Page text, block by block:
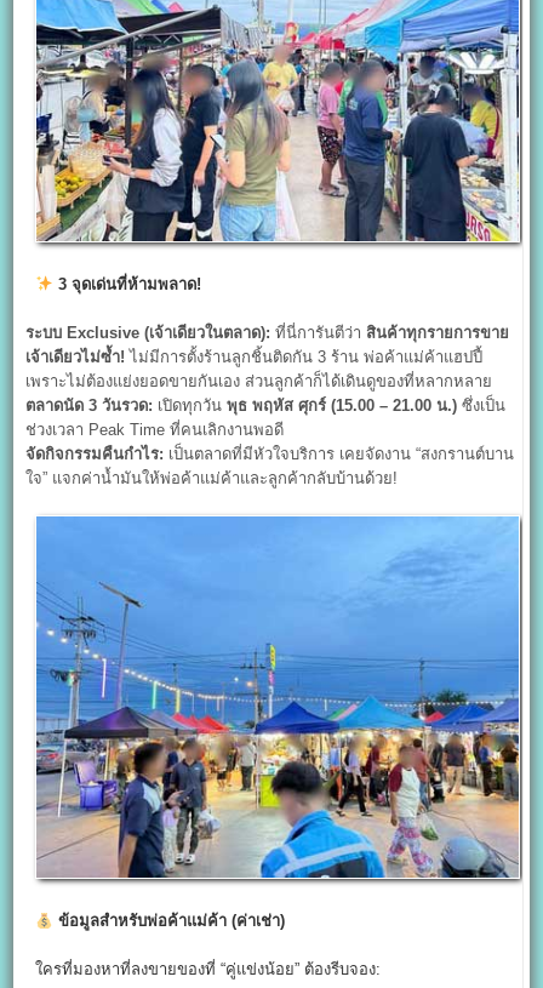
3จุดเด่นที่ห้ามพลาด!
ระบบ Exclusive (เจ้าเดียวในตลาด): ที่นี่การันตีว่า สินค้าทุกรายการขาย
เจ้าเดียวไม่ซ้ำ! ไม่มีการตั้งร้านลูกชิ้นติดกัน 3 ร้าน พ่อค้าแม่ค้าแฮปปี้
เพราะไม่ต้องแย่งยอดขายกันเอง ส่วนลูกค้าก็ได้เดินดูของที่หลากหลาย
ตลาดนัด 3วันรวด: เปิดทุกวันพุธ พฤหัส ศุกร์ (15.00 – 21.00น.) ซึ่งเป็น
ช่วงเวลา Peak Time ที่คนเลิกงานพอดี
จัดกิจกรรมคืนกำไร: เป็นตลาดที่มีหัวใจบริการ เคยจัดงาน “สงกรานต์บาน
ใจ” แจกค่าน้ำมันให้พ่อค้าแม่ค้าและลูกค้ากลับบ้านด้วย!
ข้อมูลสำหรับพ่อค้าแม่ค้า (ค่าเช่า)
ใครที่มองหาที่ลงขายของที่ “คู่แข่งน้อย” ต้องรีบจอง: